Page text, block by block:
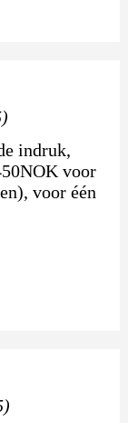
indruk,
voor
voor één